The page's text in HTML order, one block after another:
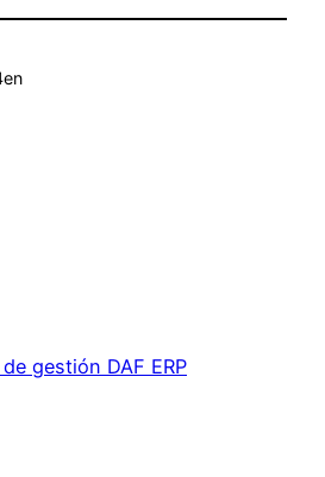
en
gestión DAF ERP